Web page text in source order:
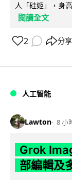
人「硅姬」，身
閱讀全文
2 分享
人工智能
Lawton 8 小
Grok
部編輯及